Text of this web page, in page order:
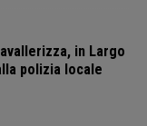
in Largo
polizia locale